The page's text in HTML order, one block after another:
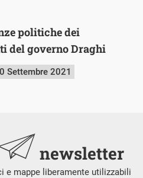
politiche dei
del governo Draghi
Settembre 2021
newsletter
e mappe liberamente utilizzabili